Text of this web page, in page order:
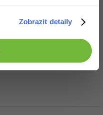
Zobrazit detaily